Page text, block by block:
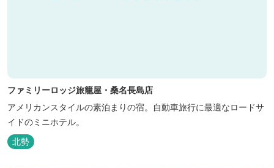
ファミリーロッジ旅籠屋・桑名長島店
アメリカンスタイルの素泊まりの宿。自動車旅行に最適なロードサ
イドのミニホテル。
北勢